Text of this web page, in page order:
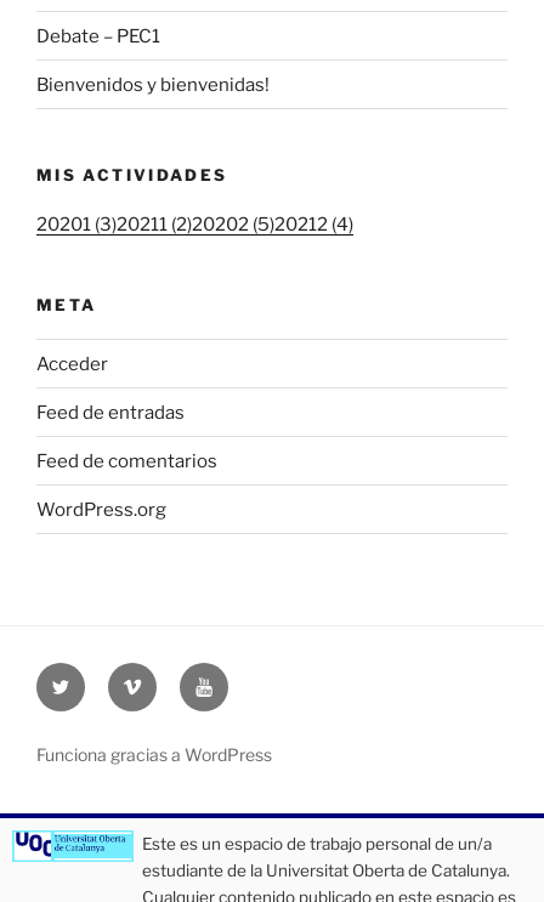
Debate – PEC1
Bienvenidos y bienvenidas!
MIS ACTIVIDADES
20201 (3)20211 (2)20202 (5)20212 (4)
META
Acceder
Feed de entradas
Feed de comentarios
WordPress.org
Twitter
UOC
Vimeo
UOC
Youtube
UOC
Funciona gracias a WordPress
Este es un espacio de trabajo personal de un/a
estudiante de la Universitat Oberta de Catalunya.
Cualquier contenido publicado en este espacio es